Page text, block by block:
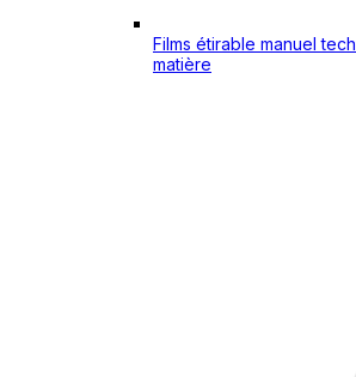
Films étirable manuel
matière